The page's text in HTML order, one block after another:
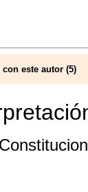
este autor (5)